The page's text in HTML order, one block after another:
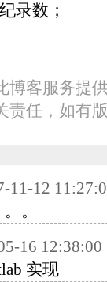
录数；
博客服务提
责任，如有
11-12
。
16 12:38:00
实现